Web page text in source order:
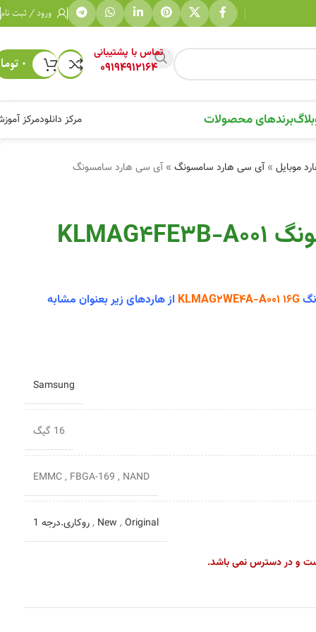
ورود / ثبت نام
تماس با پشتیبانی
09194912164 ۰
برندهای محصولات مرکز دانلودمرکز
موبایل»آی سی هارد سامسونگ»آی سی هارد سامسونگ
آی سی هارد سامسونگ KLMAG4FE3B-A001
KLMAG2WE4A-A001 16G از هاردهای زیر بعنوان مشابه
Samsung
16 گیگ
EMMC, FBGA-169 , NAND
New ,Original
,روکاری.درجه 1
و در دسترس نمی باشد.